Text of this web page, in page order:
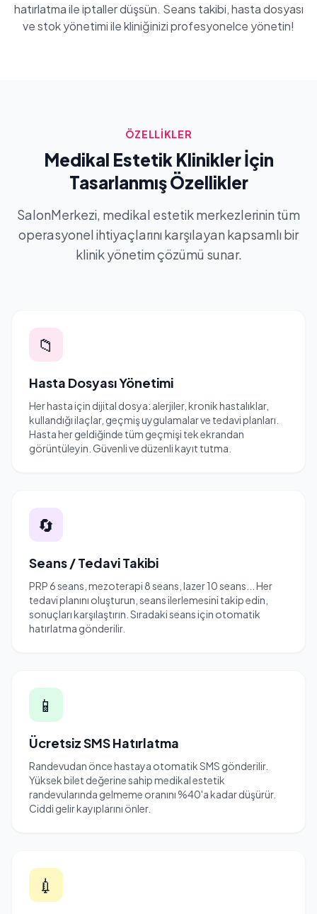
hatırlatma ile iptaller düşsün. Seans takibi, hasta dosyası
ve stok yönetimi ile kliniğinizi profesyonelce yönetin!
ÖZELLİKLER
Medikal Estetik Klinikler İçin
Tasarlanmış Özellikler
SalonMerkezi, medikal estetik merkezlerinin tüm
operasyonel ihtiyaçlarını karşılayan kapsamlı bir
klinik yönetim çözümü sunar.
📁
Hasta Dosyası Yönetimi
Her hasta için dijital dosya: alerjiler, kronik hastalıklar,
kullandığı ilaçlar, geçmiş uygulamalar ve tedavi planları.
Hasta her geldiğinde tüm geçmişi tek ekrandan
görüntüleyin. Güvenli ve düzenli kayıt tutma.
🔄
Seans / Tedavi Takibi
PRP 6 seans, mezoterapi 8 seans, lazer 10 seans... Her
tedavi planını oluşturun, seans ilerlemesini takip edin,
sonuçları karşılaştırın. Sıradaki seans için otomatik
hatırlatma gönderilir.
📱
Ücretsiz SMS Hatırlatma
Randevudan önce hastaya otomatik SMS gönderilir.
Yüksek bilet değerine sahip medikal estetik
randevularında gelmeme oranını %40'a kadar düşürür.
Ciddi gelir kayıplarını önler.
💉